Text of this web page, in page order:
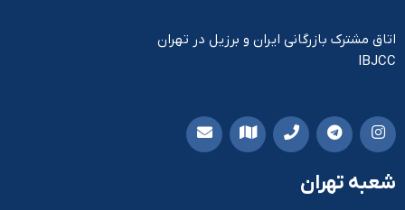
اتاق مشترک بازرگانی ایران و برزیل در تهران
IBJCC
شعبه تهران